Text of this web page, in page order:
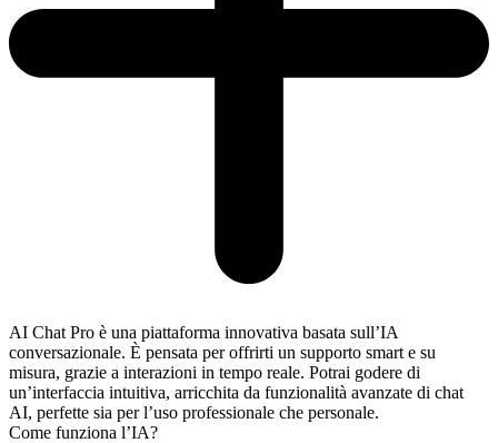
AI Chat Pro è una piattaforma innovativa basata sull’IA
conversazionale. È pensata per offrirti un supporto smart e su
misura, grazie a interazioni in tempo reale. Potrai godere di
un’interfaccia intuitiva, arricchita da funzionalità avanzate di chat
AI, perfette sia per l’uso professionale che personale.
Come funziona l’IA?